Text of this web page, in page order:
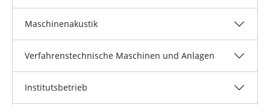
Maschinenakustik
Verfahrenstechnische Maschinen und Anlagen
Institutsbetrieb